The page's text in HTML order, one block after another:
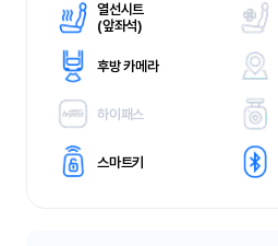
열선시트
(앞좌석)
후방 카메라
하이패스
스마트키